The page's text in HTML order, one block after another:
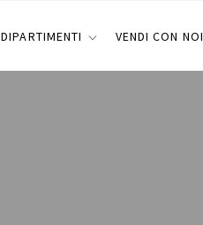
DIPARTIMENTI VENDI CON NOI